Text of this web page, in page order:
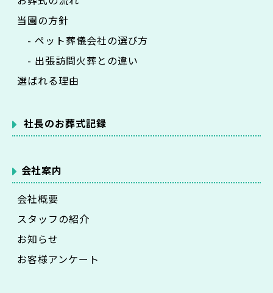
当園の方針
- ペット葬儀会社の選び方
- 出張訪問火葬との違い
選ばれる理由
社長のお葬式記録
会社案内
会社概要
スタッフの紹介
お知らせ
お客様アンケート